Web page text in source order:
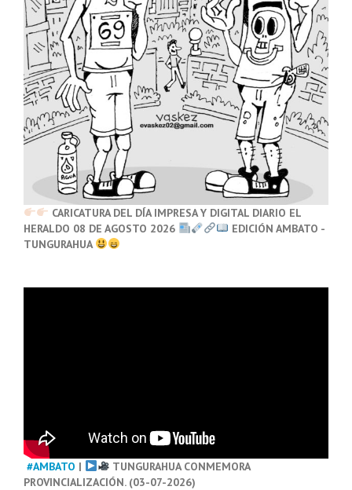
CARICATURA DEL DÍA IMPRESA Y DIGITAL DIARIO EL
HERALDO 08 DE AGOSTO 2026
EDICIÓN AMBATO -
TUNGURAHUA
#AMBATO |
TUNGURAHUA CONMEMORA
PROVINCIALIZACIÓN. (03-07-2026)